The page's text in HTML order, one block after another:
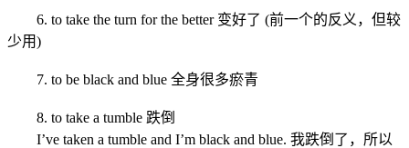
6. to take the turn for the better 变好了 (前一个的反义，但较
少用)
7. to be black and blue 全身很多瘀青
8. to take a tumble 跌倒
I’ve taken a tumble and I’m black and blue. 我跌倒了，所以